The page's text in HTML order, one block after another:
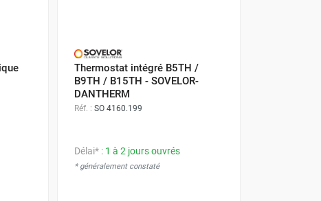
Thermostat intégré B5TH /
B9TH / B15TH - SOVELOR-
DANTHERM
Réf. : SO 4160.199
Délai* : 1 à 2 jours ouvrés
* généralement constaté